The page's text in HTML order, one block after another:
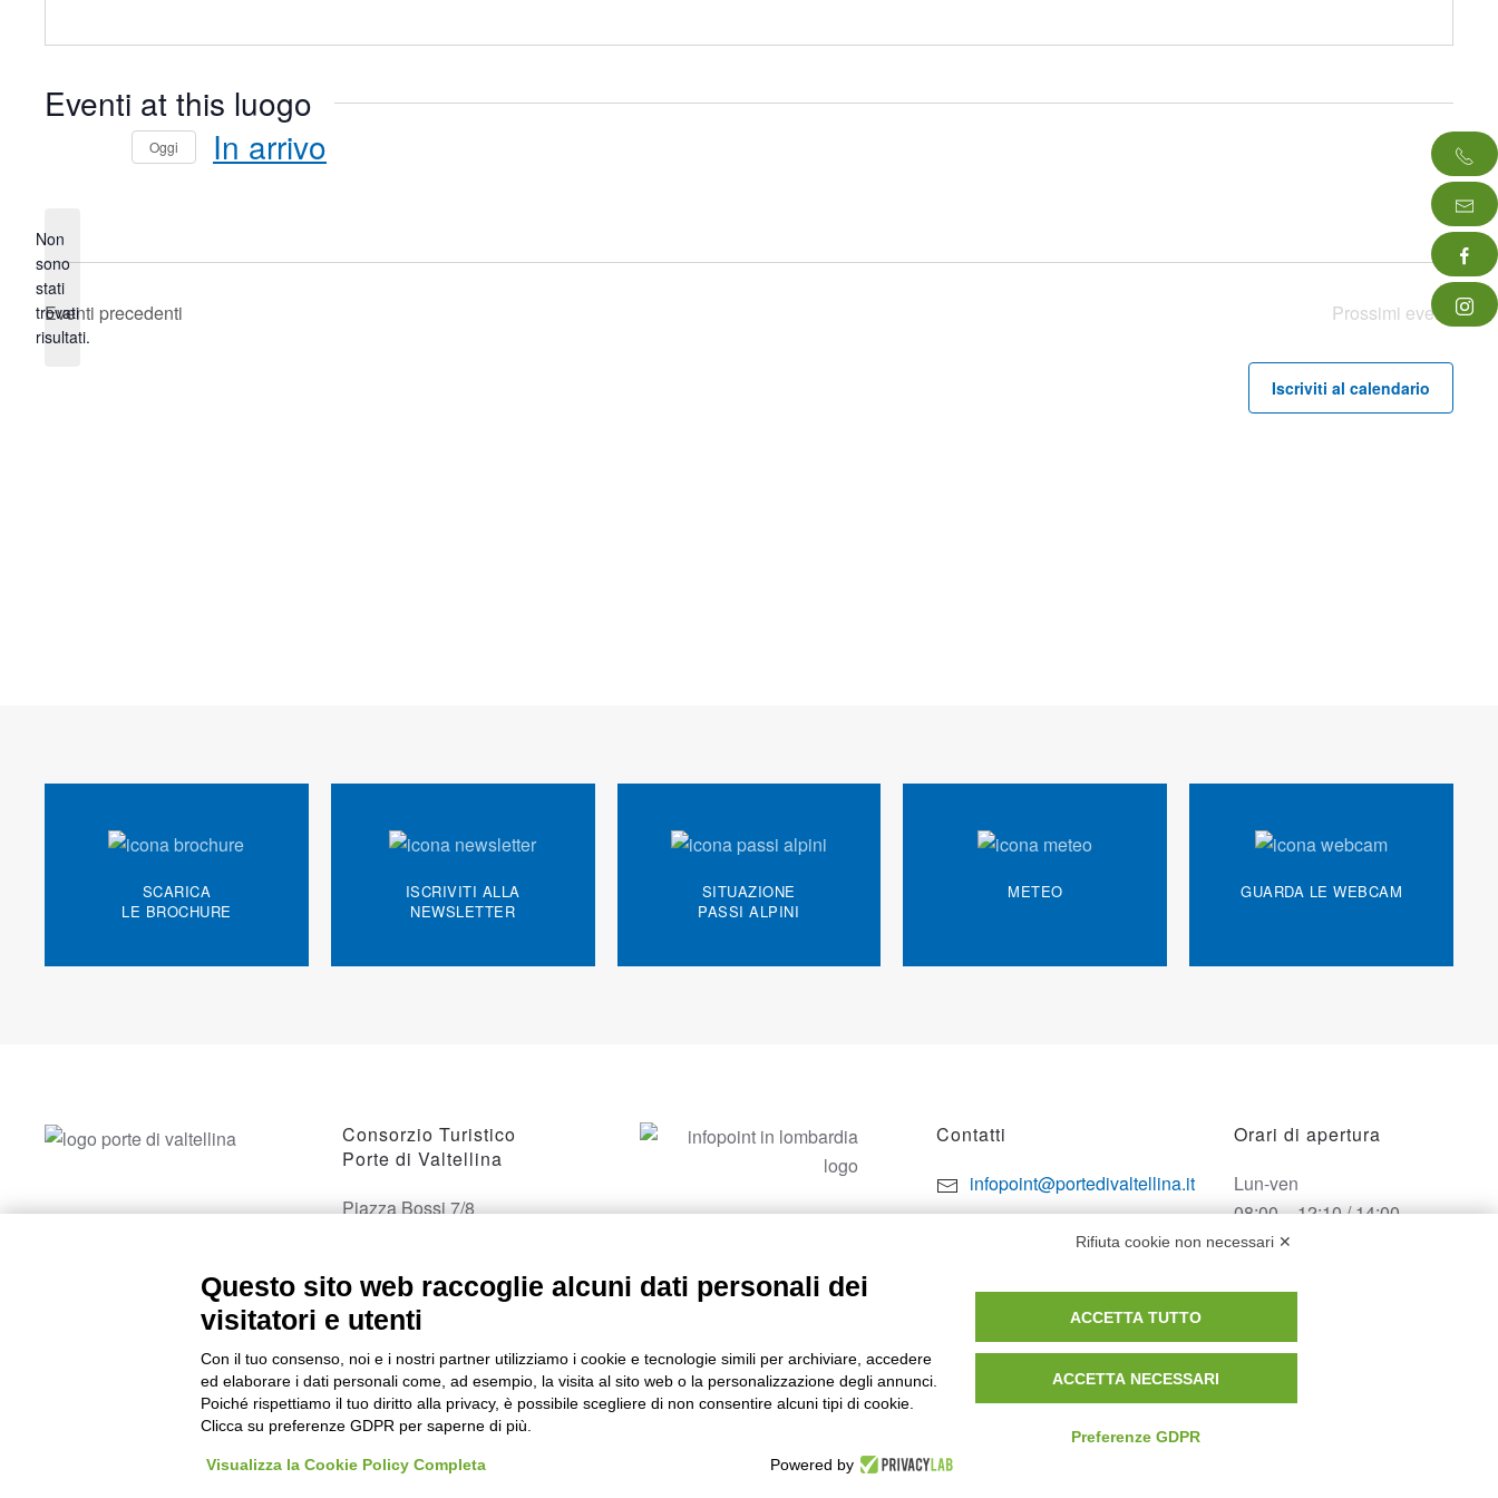
Eventi at this luogo
Notice
Non
sono
stati
trovati
risultati.
Oggi In arrivo
Eventi precedenti Prossimi eventi
Iscriviti al calendario
SCARICA
LE BROCHURE
ISCRIVITI ALLA
NEWSLETTER
SITUAZIONE
PASSI ALPINI
METEO GUARDA LE WEBCAM
Consorzio Turistico
Porte di Valtellina
Piazza Bossi 7/8
Contatti
infopoint@portedivaltellina.it
Orari di apertura
Lun-ven
08:00 – 12:10 / 14:00 –
18:10
Sabato
Rifiuta cookie non necessari ✕
Questo sito web raccoglie alcuni dati personali dei
visitatori e utenti
Con il tuo consenso, noi e i nostri partner utilizziamo i cookie e tecnologie simili per archiviare, accedere
ed elaborare i dati personali come, ad esempio, la visita al sito web o la personalizzazione degli annunci.
Poiché rispettiamo il tuo diritto alla privacy, è possibile scegliere di non consentire alcuni tipi di cookie.
Clicca su preferenze GDPR per saperne di più.
Visualizza la Cookie Policy Completa Powered by
ACCETTA TUTTO
ACCETTA NECESSARI
Preferenze GDPR